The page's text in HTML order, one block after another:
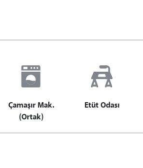
Çamaşır Mak.
(Ortak)
Etüt Odası